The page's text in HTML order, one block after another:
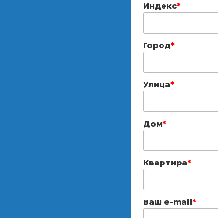
Индекс*
Город*
Улица*
Дом*
Квартира*
Ваш e-mail*